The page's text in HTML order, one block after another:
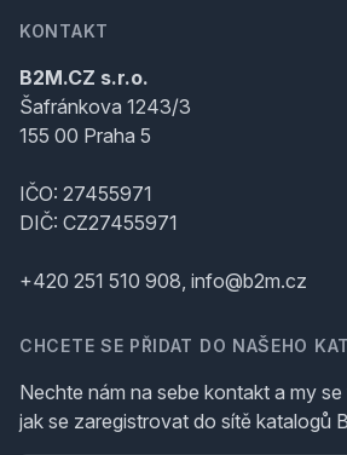
KONTAKT
B2M.CZ s.r.o.
Šafránkova 1243/3
155 00 Praha 5
IČO: 27455971
DIČ: CZ27455971
+420 251 510 908, info@b2m.cz
CHCETE SE PŘIDAT DO NAŠEHO
Nechte nám na sebe kontakt a my
jak se zaregistrovat do sítě katalogů